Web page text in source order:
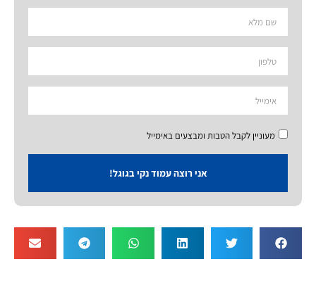
מעוניין לקבל הטבות ומבצעים באימייל
אני רוצה עמוד נקי בגוגל!